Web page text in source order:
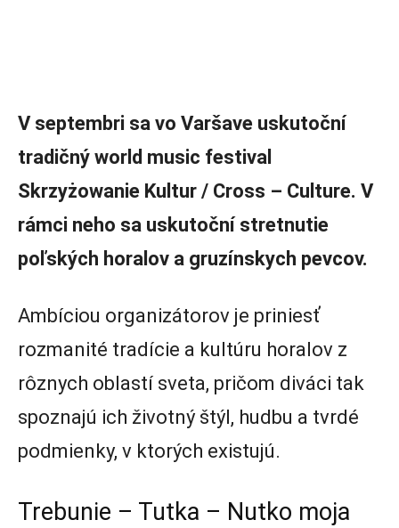
V septembri sa vo Varšave uskutoční
tradičný world music festival
Skrzyżowanie Kultur / Cross – Culture. V
rámci neho sa uskutoční stretnutie
poľských horalov a gruzínskych pevcov.
Ambíciou organizátorov je priniesť
rozmanité tradície a kultúru horalov z
rôznych oblastí sveta, pričom diváci tak
spoznajú ich životný štýl, hudbu a tvrdé
podmienky, v ktorých existujú.
Trebunie – Tutka – Nutko moja